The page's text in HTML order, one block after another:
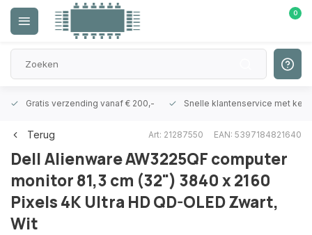
0
Gratis verzending vanaf € 200,- Snelle klantenservice met
Terug Art: 21287550 EAN: 5397184821640
DellAlienware AW3225QF computer
monitor 81,3 cm (32") 3840 x 2160
Pixels 4K Ultra HD QD-OLED Zwart,
Wit